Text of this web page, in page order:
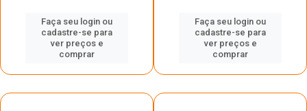
Faça seu login ou
cadastre-se para
ver preços e
comprar
Faça seu login ou
cadastre-se para
ver preços e
comprar